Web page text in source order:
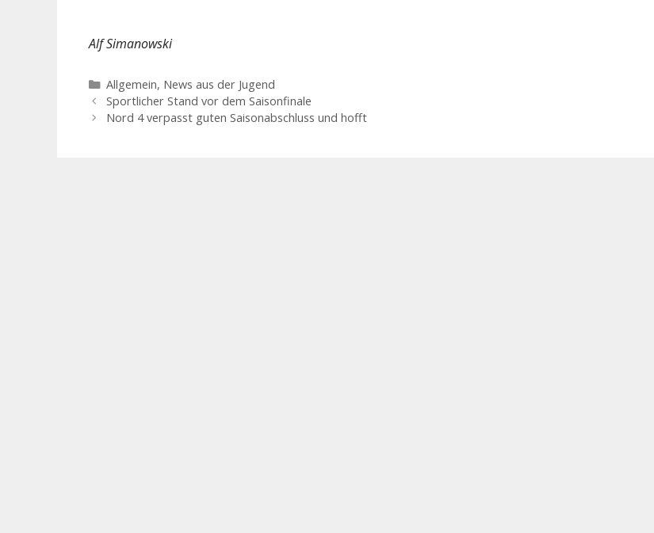
Alf Simanowski
Kategorien
Allgemein, News aus der Jugend
Sportlicher Stand vor dem Saisonfinale
Nord 4 verpasst guten Saisonabschluss und hofft